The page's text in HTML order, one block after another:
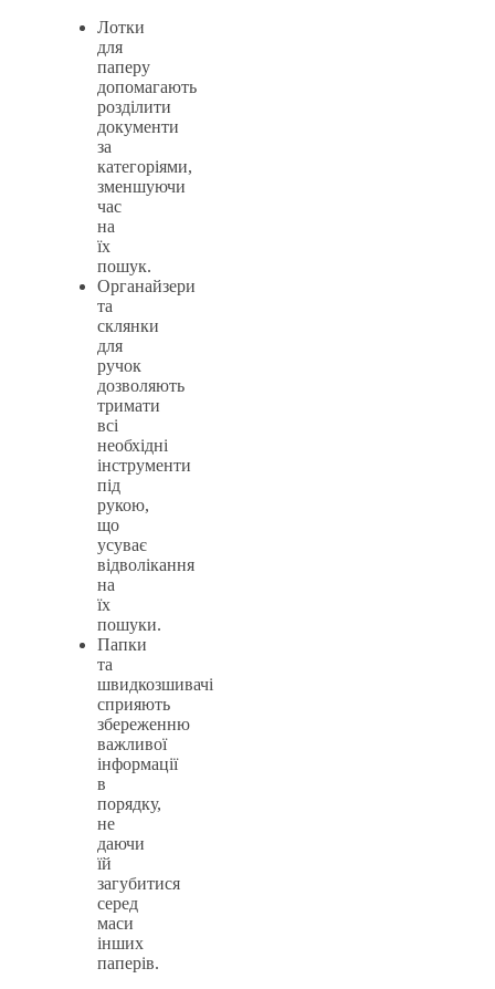
Лотки
для
паперу
допомагають
розділити
документи
за
категоріями,
зменшуючи
час
на
їх
пошук.
Органайзери
та
склянки
для
ручок
дозволяють
тримати
всі
необхідні
інструменти
під
рукою,
що
усуває
відволікання
на
їх
пошуки.
Папки
та
швидкозшивачі
сприяють
збереженню
важливої
інформації
в
порядку,
не
даючи
їй
загубитися
серед
маси
інших
паперів.